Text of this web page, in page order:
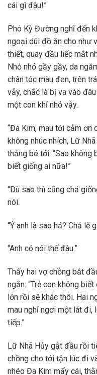
cái gì đâu!”
Phó Kỳ Đường nghĩ đến
ngoại dúi đồ ăn cho như
thiết, quay đầu liếc mắt
Nhỏ nhỏ gầy gầy, da
chân tóc màu đen, trên
vảy, chắc là bị va vào
một con khỉ nhỏ vậy.
“Đa Kim, mau tới cảm ơn
không nhúc nhích, Lữ
thằng bé tới: “Sao không
biết giống ai nữa!”
“Dù sao thì cũng chả
nói.
“Ý anh là sao hả? Chả lẽ
“Anh có nói thế đâu.”
Thấy hai vợ chồng bắt
ngăn: “Trẻ con không
lớn rồi sẽ khác thôi. Hai
mau nghỉ ngơi một lát đi,
tiếp.”
Lữ Nhã Hủy gật đầu rồi
chồng cho tới tận lúc đi
nhéo Đa Kim mấy cái,